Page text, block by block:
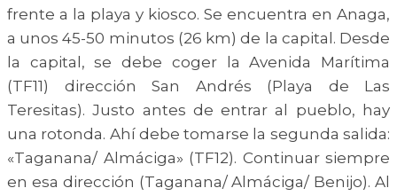
frente a la playa y kiosco. Se encuentra en Anaga,
a unos 45-50 minutos (26 km) de la capital. Desde
la capital, se debe coger la Avenida Marítima
(TF11) dirección San Andrés (Playa de Las
Teresitas). Justo antes de entrar al pueblo, hay
una rotonda. Ahí debe tomarse la segunda salida:
«Taganana/ Almáciga» (TF12). Continuar siempre
en esa dirección (Taganana/ Almáciga/ Benijo). Al